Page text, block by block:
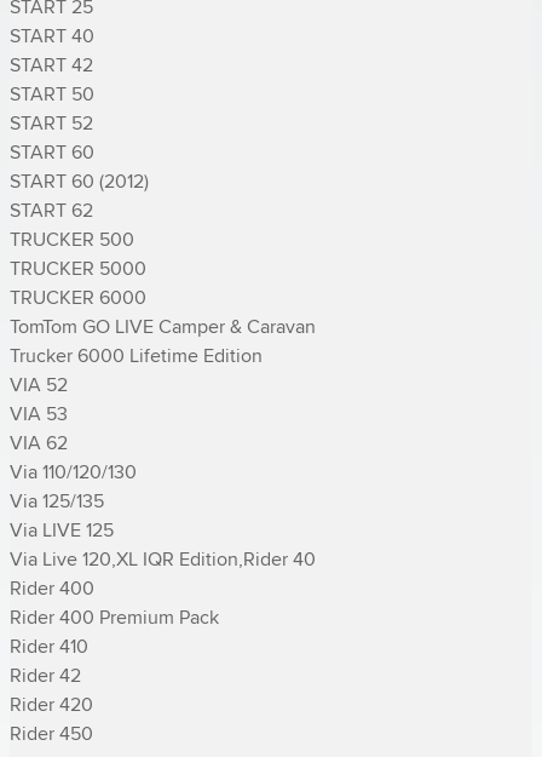
START 25
START 40
START 42
START 50
START 52
START 60
START 60 (2012)
START 62
TRUCKER 500
TRUCKER 5000
TRUCKER 6000
TomTom GO LIVE Camper & Caravan
Trucker 6000 Lifetime Edition
VIA 52
VIA 53
VIA 62
Via 110/120/130
Via 125/135
Via LIVE 125
Via Live 120,XL IQR Edition,­Rider 40
­Rider 400
­Rider 400 Premium Pack
­Rider 410
­Rider 42
­Rider 420
­Rider 450